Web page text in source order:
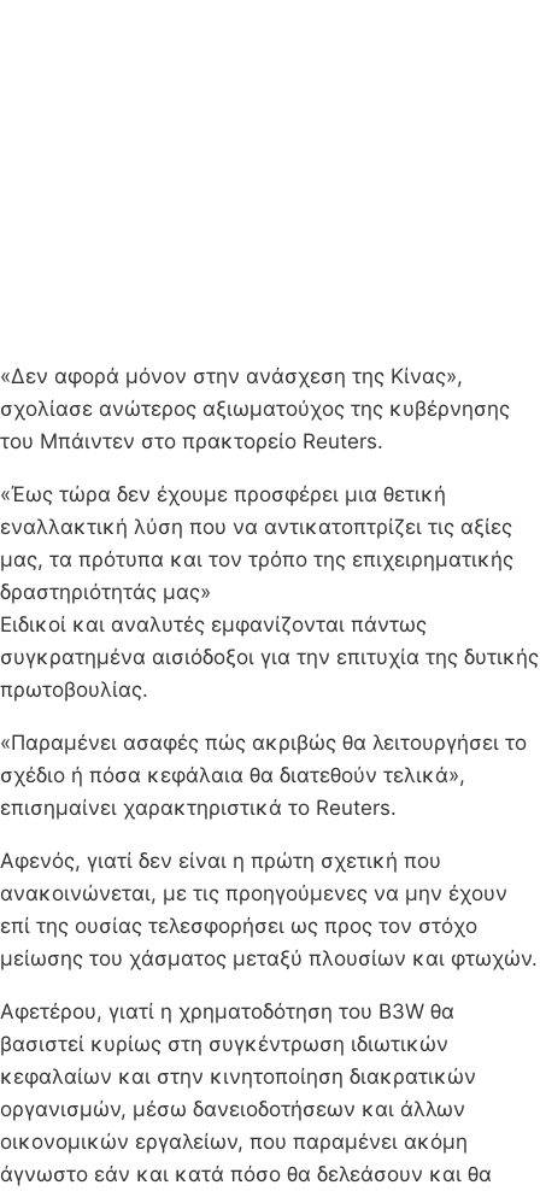
«Δεν αφορά μόνον στην ανάσχεση της Κίνας»,
σχολίασε ανώτερος αξιωματούχος της κυβέρνησης
του Μπάιντεν στο πρακτορείο Reuters.
«Έως τώρα δεν έχουμε προσφέρει μια θετική
εναλλακτική λύση που να αντικατοπτρίζει τις αξίες
μας, τα πρότυπα και τον τρόπο της επιχειρηματικής
δραστηριότητάς μας»
Ειδικοί και αναλυτές εμφανίζονται πάντως
συγκρατημένα αισιόδοξοι για την επιτυχία της δυτικής
πρωτοβουλίας.
«Παραμένει ασαφές πώς ακριβώς θα λειτουργήσει το
σχέδιο ή πόσα κεφάλαια θα διατεθούν τελικά»,
επισημαίνει χαρακτηριστικά το Reuters.
Αφενός, γιατί δεν είναι η πρώτη σχετική που
ανακοινώνεται, με τις προηγούμενες να μην έχουν
επί της ουσίας τελεσφορήσει ως προς τον στόχο
μείωσης του χάσματος μεταξύ πλουσίων και φτωχών.
Αφετέρου, γιατί η χρηματοδότηση του B3W θα
βασιστεί κυρίως στη συγκέντρωση ιδιωτικών
κεφαλαίων και στην κινητοποίηση διακρατικών
οργανισμών, μέσω δανειοδοτήσεων και άλλων
οικονομικών εργαλείων, που παραμένει ακόμη
άγνωστο εάν και κατά πόσο θα δελεάσουν και θα